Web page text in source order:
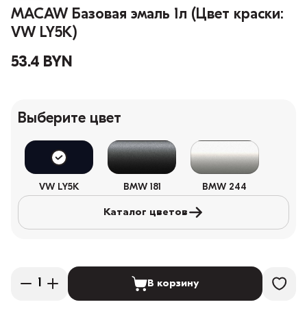
MACAW Базовая эмаль 1л (Цвет краски:
VW LY5K)
53.4 BYN
Выберите цвет
VW LY5K BMW 181 BMW 244
Каталог цветов
В корзину